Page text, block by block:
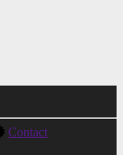
Contact